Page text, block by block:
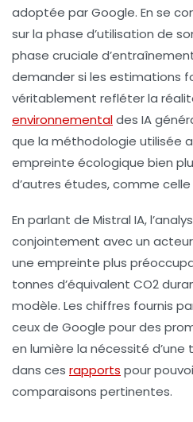
adoptée par Google. En se
sur la phase d’utilisation de
phase cruciale
demander si les estimations
véritablement refléter la
environnementaldes IA
que la méthodologie utilisée
empreinte écologique bien
d’autres études, comme celle
En parlant de Mistral IA,
conjointement avec un
une empreinte plus
tonnes d’équivalent CO2
modèle. Les chiffres fournis
ceux de Google pour des
en lumière la nécessité
dans ces rapports pour
comparaisons pertinentes.